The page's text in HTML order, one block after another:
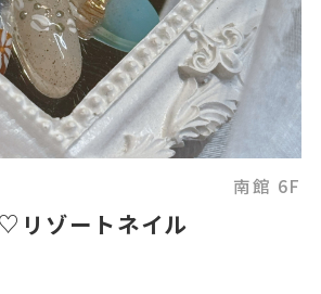
南館 6F
リゾートネイル